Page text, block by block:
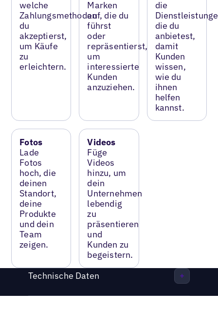
welche
Zahlungsmethoden
du
akzeptierst,
um Käufe
zu
erleichtern.
Marken
auf, die du
führst
oder
repräsentierst,
um
interessierte
Kunden
anzuziehen.
die
die du
anbietest,
damit
Kunden
wissen,
wie du
ihnen
helfen
kannst.
Fotos
Lade
Fotos
hoch, die
deinen
Standort,
deine
Produkte
und dein
Team
zeigen.
Videos
Füge
Videos
hinzu, um
dein
Unternehmen
lebendig
zu
präsentieren
und
Kunden zu
begeistern.
Technische Daten